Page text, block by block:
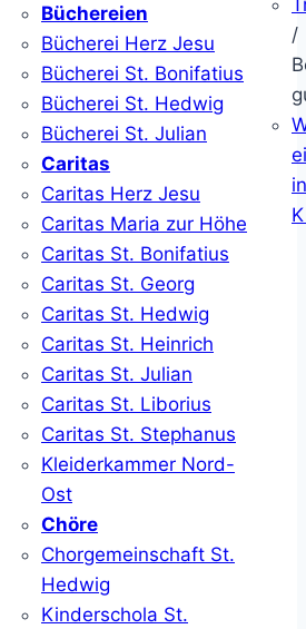
Büchereien
Bücherei Herz Jesu
Bücherei St. Bonifatius
Bücherei St. Hedwig
Bücherei St. Julian
Caritas
Caritas Herz Jesu
Caritas Maria zur Höhe
Caritas St. Bonifatius
Caritas St. Georg
Caritas St. Hedwig
Caritas St. Heinrich
Caritas St. Julian
Caritas St. Liborius
Caritas St. Stephanus
Kleiderkammer Nord-
Ost
Chöre
Chorgemeinschaft St.
Hedwig
Kinderschola St.
/